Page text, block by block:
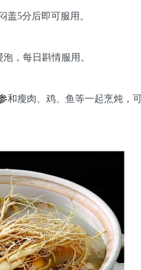
盖5分后即可服用。
，每日斟情服用。
和瘦肉、鸡、鱼等一起烹炖，